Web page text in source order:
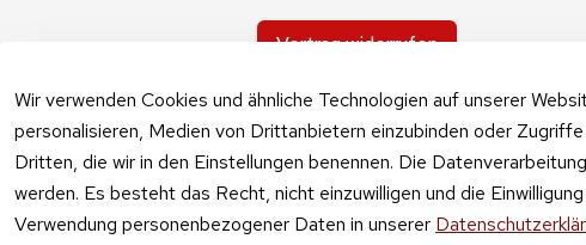
Wir verwenden Cookies und ähnliche Technologien auf unserer
personalisieren, Medien von Drittanbietern einzubinden oder
Dritten, die wir in den Einstellungen benennen. Die
werden. Es besteht das Recht, nicht einzuwilligen und die
Verwendung personenbezogener Daten in unserer
Vertrag widerrufen